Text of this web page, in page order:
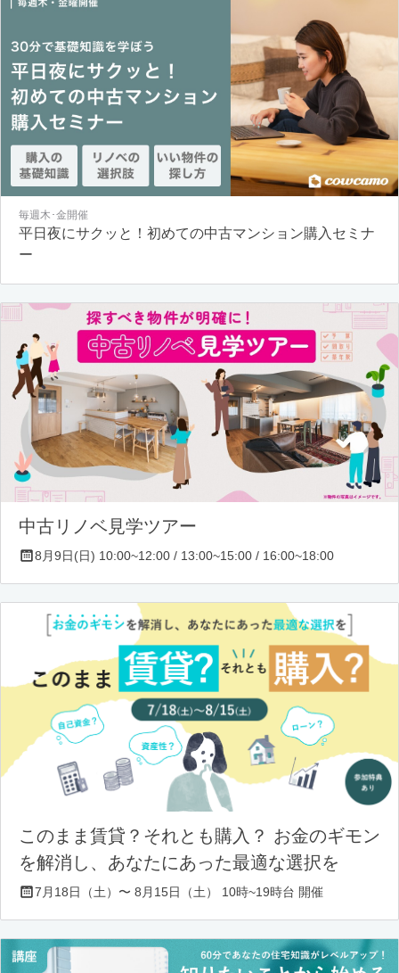
毎週木･金開催
平日夜にサクッと！初めての中古マンション購入セミナ
ー
中古リノベ見学ツアー
8月9日(日) 10:00~12:00 / 13:00~15:00 / 16:00~18:00
このまま賃貸？それとも購入？ お金のギモン
を解消し、あなたにあった最適な選択を
7月18日（土）〜 8月15日（土） 10時~19時台 開催